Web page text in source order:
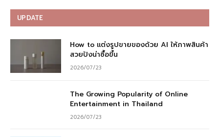
UPDATE
How to แต่งรูปขายของด้วย AI ให้ภาพสินค้า
สวยปังน่าซื้อขึ้น
2026/07/23
The Growing Popularity of Online
Entertainment in Thailand
2026/07/23